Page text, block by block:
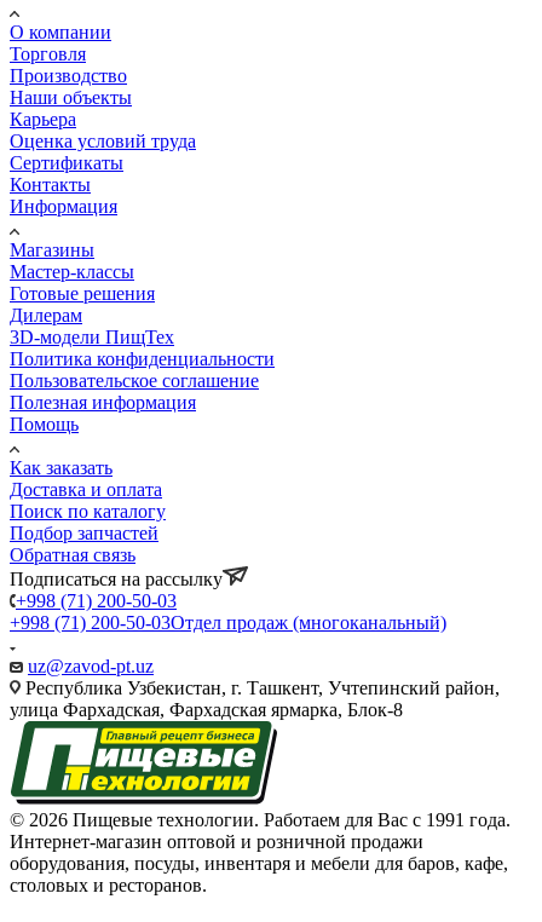
О компании
Торговля
Производство
Наши объекты
Карьера
Оценка условий труда
Сертификаты
Контакты
Информация
Магазины
Мастер-классы
Готовые решения
Дилерам
3D-модели ПищТех
Политика конфиденциальности
Пользовательское соглашение
Полезная информация
Помощь
Как заказать
Доставка и оплата
Поиск по каталогу
Подбор запчастей
Обратная связь
Подписаться на рассылку
+998 (71) 200-50-03
+998 (71) 200-50-03Отдел продаж (многоканальный)
uz@zavod-pt.uz
Республика Узбекистан, г. Ташкент, Учтепинский район,
улица Фархадская, Фархадская ярмарка, Блок-8
© 2026 Пищевые технологии. Работаем для Вас с 1991 года.
Интернет-магазин оптовой и розничной продажи
оборудования, посуды, инвентаря и мебели для баров, кафе,
столовых и ресторанов.